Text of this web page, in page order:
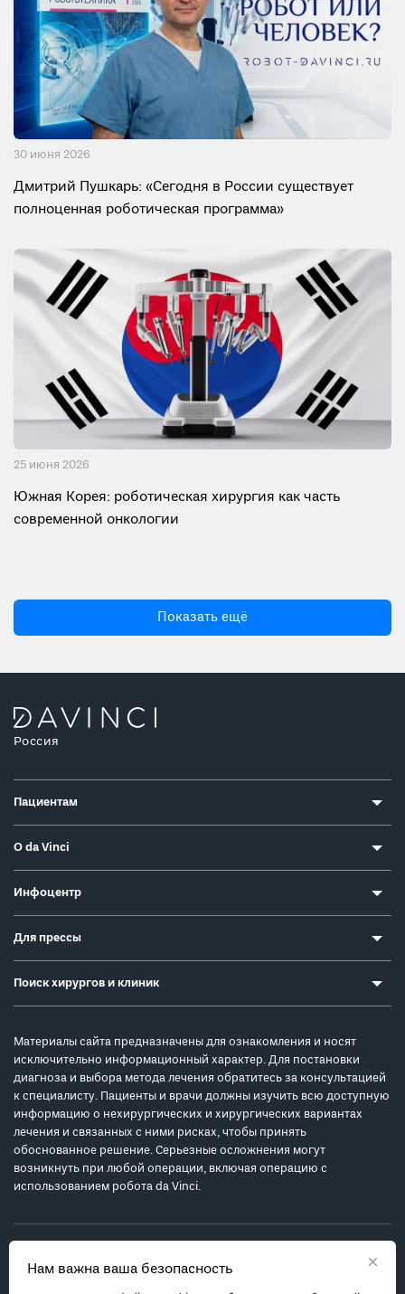
30 июня 2026
Дмитрий Пушкарь: «Сегодня в России существует
полноценная роботическая программа»
25 июня 2026
Южная Корея: роботическая хирургия как часть
современной онкологии
Показать ещё
×
Нам важна ваша безопасность
Россия
Пациентам
О da Vinci
Инфоцентр
Для прессы
Поиск хирургов и клиник
Материалы сайта предназначены для ознакомления и носят
исключительно информационный характер. Для постановки
диагноза и выбора метода лечения обратитесь за консультацией
к специалисту. Пациенты и врачи должны изучить всю доступную
информацию о нехирургических и хирургических вариантах
лечения и связанных с ними рисках, чтобы принять
обоснованное решение. Серьезные осложнения могут
возникнуть при любой операции, включая операцию с
использованием робота da Vinci.